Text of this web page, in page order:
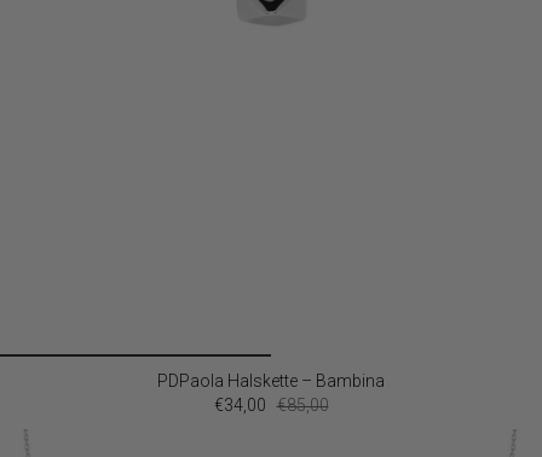
PDPaola Halskette – Bambina
€34,00 €85,00